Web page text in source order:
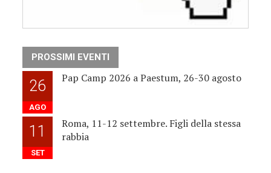
PROSSIMI EVENTI
26
AGO
Pap Camp 2026 a Paestum, 26-30 agosto
11
SET
Roma, 11-12 settembre. Figli della stessa
rabbia